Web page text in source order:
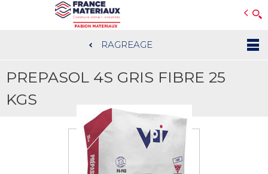
au
contenu
RAGREAGE
PREPASOL 4S GRIS FIBRE 25
KGS